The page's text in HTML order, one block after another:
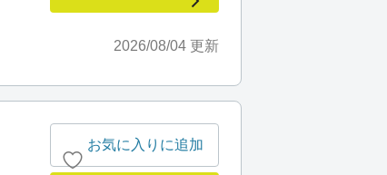
2026/08/04 更新
お気に入りに追加